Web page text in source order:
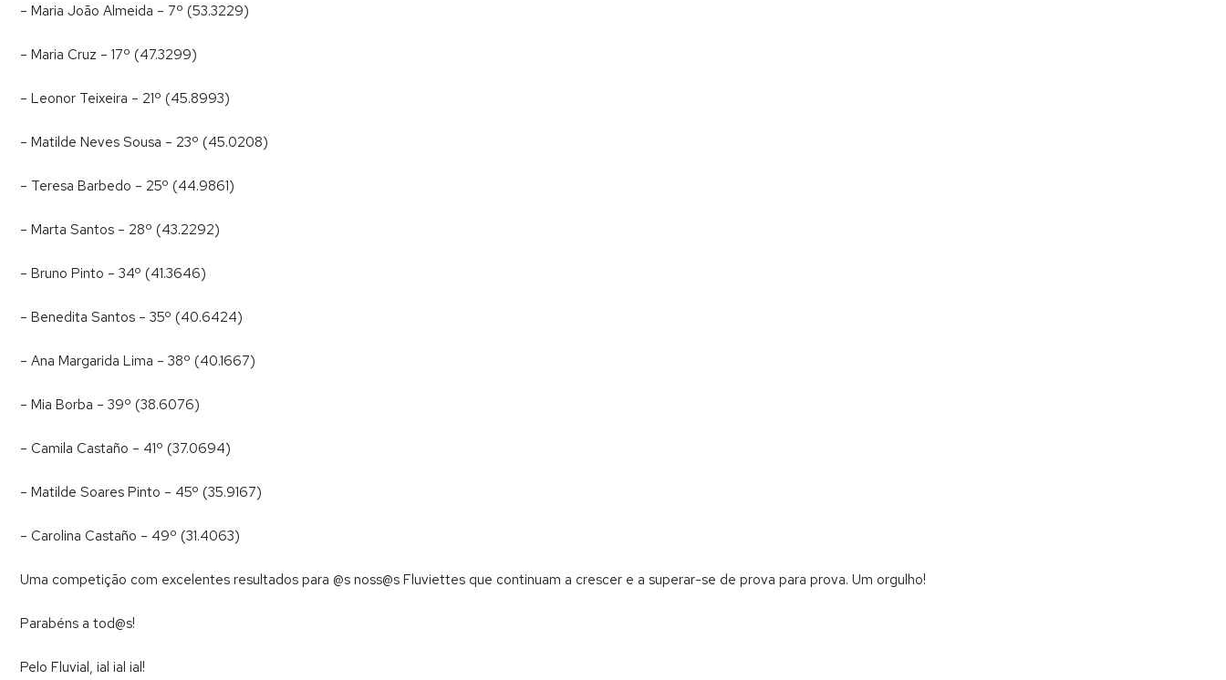
– Maria João Almeida – 7º (53.3229)
– Maria Cruz – 17º (47.3299)
– Leonor Teixeira – 21º (45.8993)
– Matilde Neves Sousa – 23º (45.0208)
– Teresa Barbedo – 25º (44.9861)
– Marta Santos – 28º (43.2292)
– Bruno Pinto – 34º (41.3646)
– Benedita Santos – 35º (40.6424)
– Ana Margarida Lima – 38º (40.1667)
– Mia Borba – 39º (38.6076)
– Camila Castaño – 41º (37.0694)
– Matilde Soares Pinto – 45º (35.9167)
– Carolina Castaño – 49º (31.4063)
Uma competição com excelentes resultados para @s noss@s Fluviettes que continuam a crescer e a superar-se de prova para prova. Um orgulho!
Parabéns a tod@s!
Pelo Fluvial, ial ial ial!